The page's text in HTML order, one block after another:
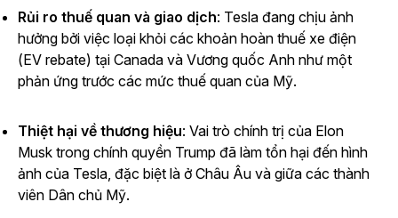
Rủi ro thuế quan và giao dịch: Tesla đang chịu ảnh
hưởng bởi việc loại khỏi các khoản hoàn thuế xe điện
(EV rebate) tại Canada và Vương quốc Anh như một
phản ứng trước các mức thuế quan của Mỹ.
Thiệt hại về thương hiệu: Vai trò chính trị của Elon
Musk trong chính quyền Trump đã làm tổn hại đến hình
ảnh của Tesla, đặc biệt là ở Châu Âu và giữa các thành
viên Dân chủ Mỹ.